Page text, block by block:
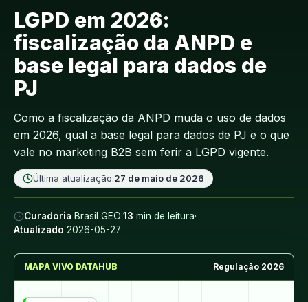
LGPD em 2026:
fiscalização da ANPD e
base legal para dados de
PJ
Como a fiscalização da ANPD muda o uso de dados
em 2026, qual a base legal para dados de PJ e o que
vale no marketing B2B sem ferir a LGPD vigente.
Última atualização:27 de maio de 2026
Curadoria Brasil GEO·13 min de leitura·
Atualizado 2026-05-27
MAPA VIVO DATAHUB Regulação 2026